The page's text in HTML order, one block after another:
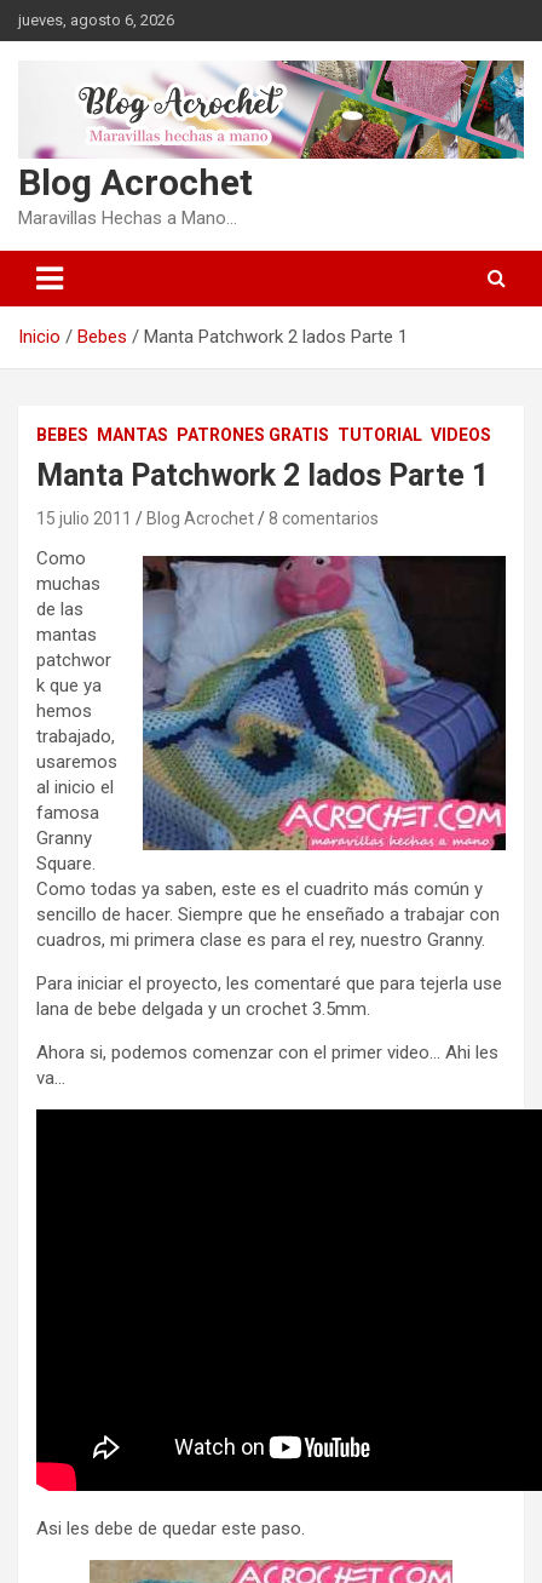
Saltar
al
jueves, agosto 6, 2026
Blog Acrochet
Maravillas Hechas a Mano…
Inicio Bebes Manta Patchwork 2 lados Parte 1
BEBES MANTAS PATRONES GRATIS TUTORIAL VIDEOS
Manta Patchwork 2 lados Parte 1
15 julio 2011 Blog Acrochet 8 comentarios
Como
muchas
de las
mantas
patchwor
k que ya
hemos
trabajado,
usaremos
al inicio el
famosa
Granny
Square.
Como todas ya saben, este es el cuadrito más común y
sencillo de hacer. Siempre que he enseñado a trabajar con
cuadros, mi primera clase es para el rey, nuestro Granny.
Para iniciar el proyecto, les comentaré que para tejerla use
lana de bebe delgada y un crochet 3.5mm.
Ahora si, podemos comenzar con el primer video… Ahi les
va…
Asi les debe de quedar este paso.